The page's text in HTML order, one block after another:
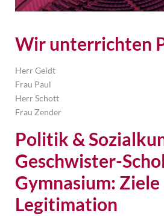
Wir unterrichten
Herr Geidt
Frau Paul
Herr Schott
Frau Zender
Politik &
Geschwister-
Gymnasium: Ziele
Legitimation